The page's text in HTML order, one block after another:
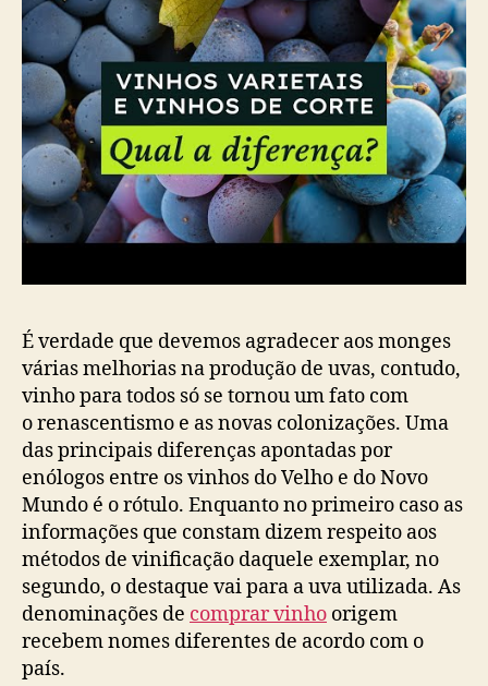
É verdade que devemos agradecer aos monges
várias melhorias na produção de uvas, contudo,
vinho para todos só se tornou um fato com
o renascentismo e as novas colonizações. Uma
das principais diferenças apontadas por
enólogos entre os vinhos do Velho e do Novo
Mundo é o rótulo. Enquanto no primeiro caso as
informações que constam dizem respeito aos
métodos de vinificação daquele exemplar, no
segundo, o destaque vai para a uva utilizada. As
denominações de comprar vinho origem
recebem nomes diferentes de acordo com o
país.